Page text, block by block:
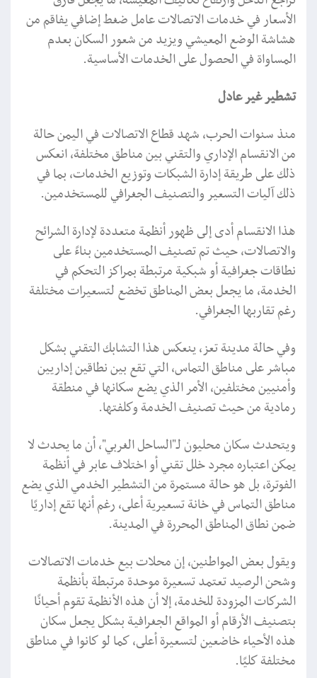
الأسعار في خدمات الاتصالات عامل ضغط إضافي يفاقم من
هشاشة الوضع المعيشي ويزيد من شعور السكان بعدم
المساواة في الحصول على الخدمات الأساسية.
تشطير غير عادل
منذ سنوات الحرب، شهد قطاع الاتصالات في اليمن حالة
من الانقسام الإداري والتقني بين مناطق مختلفة، انعكس
ذلك على طريقة إدارة الشبكات وتوزيع الخدمات، بما في
ذلك آليات التسعير والتصنيف الجغرافي للمستخدمين.
هذا الانقسام أدى إلى ظهور أنظمة متعددة لإدارة الشرائح
والاتصالات، حيث تم تصنيف المستخدمين بناءً على
نطاقات جغرافية أو شبكية مرتبطة بمراكز التحكم في
الخدمة، ما يجعل بعض المناطق تخضع لتسعيرات مختلفة
رغم تقاربها الجغرافي.
وفي حالة مدينة تعز، ينعكس هذا التشابك التقني بشكل
مباشر على مناطق التماس، التي تقع بين نطاقين إداريين
وأمنيين مختلفين، الأمر الذي يضع سكانها في منطقة
رمادية من حيث تصنيف الخدمة وكلفتها.
ويتحدث سكان محليون لـ"الساحل الغربي"، أن ما يحدث لا
يمكن اعتباره مجرد خلل تقني أو اختلاف عابر في أنظمة
الفوترة، بل هو حالة مستمرة من التشطير الخدمي الذي يضع
مناطق التماس في خانة تسعيرية أعلى، رغم أنها تقع إداريًا
ضمن نطاق المناطق المحررة في المدينة.
ويقول بعض المواطنين، إن محلات بيع خدمات الاتصالات
وشحن الرصيد تعتمد تسعيرة موحدة مرتبطة بأنظمة
الشركات المزودة للخدمة، إلا أن هذه الأنظمة تقوم أحيانًا
بتصنيف الأرقام أو المواقع الجغرافية بشكل يجعل سكان
هذه الأحياء خاضعين لتسعيرة أعلى، كما لو كانوا في مناطق
مختلفة كليًا.